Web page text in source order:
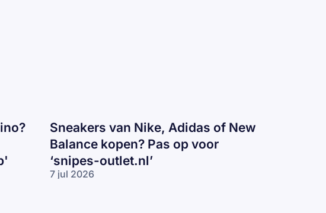
Sneakers van Nike, Adidas of New
Balance kopen? Pas op voor
‘snipes-outlet.nl’
7 jul 2026